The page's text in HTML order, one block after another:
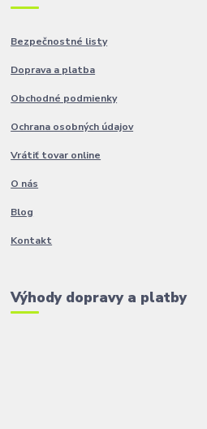
Bezpečnostné listy
Doprava a platba
Obchodné podmienky
Ochrana osobných údajov
Vrátiť tovar online
O nás
Blog
Kontakt
Výhody dopravy a platby